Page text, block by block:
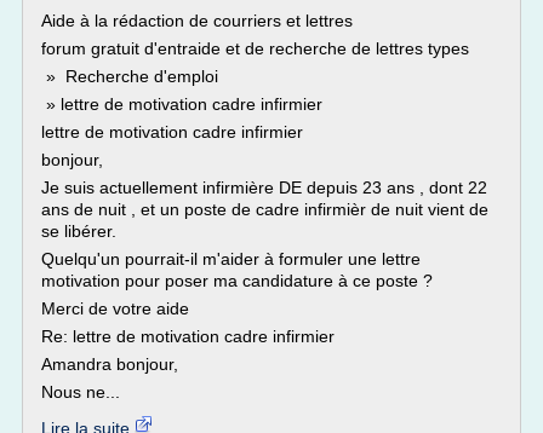
Aide à la rédaction de courriers et lettres
forum gratuit d'entraide et de recherche de lettres types
» Recherche d'emploi
» lettre de motivation cadre infirmier
lettre de motivation cadre infirmier
bonjour,
Je suis actuellement infirmière DE depuis 23 ans , dont 22
ans de nuit , et un poste de cadre infirmièr de nuit vient de
se libérer.
Quelqu'un pourrait-il m'aider à formuler une lettre
motivation pour poser ma candidature à ce poste ?
Merci de votre aide
Re: lettre de motivation cadre infirmier
Amandra bonjour,
Nous ne...
Lire la suite